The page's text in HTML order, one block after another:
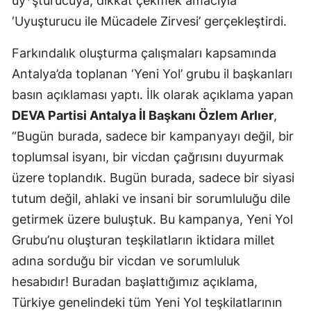
‘Uyuşturucu ile Mücadele Zirvesi’ gerçekleştirdi.
Farkındalık oluşturma çalışmaları kapsamında
Antalya’da toplanan ‘Yeni Yol’ grubu il başkanları
basın açıklaması yaptı. İlk olarak açıklama yapan
DEVA Partisi Antalya İl Başkanı Özlem Arlıer,
“Bugün burada, sadece bir kampanyayı değil, bir
toplumsal isyanı, bir vicdan çağrısını duyurmak
üzere toplandık. Bugün burada, sadece bir siyasi
tutum değil, ahlaki ve insani bir sorumluluğu dile
getirmek üzere buluştuk. Bu kampanya, Yeni Yol
Grubu’nu oluşturan teşkilatların iktidara millet
adına sorduğu bir vicdan ve sorumluluk
hesabıdır! Buradan başlattığımız açıklama,
Türkiye genelindeki tüm Yeni Yol teşkilatlarının